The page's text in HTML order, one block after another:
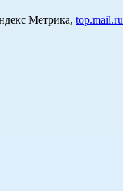
Метрика, top.mail.ru